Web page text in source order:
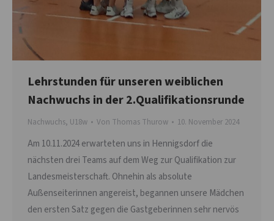
Lehrstunden für unseren weiblichen
Nachwuchs in der 2.Qualifikationsrunde
Nachwuchs, U18w Von Thomas Thurow 10. November 2024
Am 10.11.2024 erwarteten uns in Hennigsdorf die
nächsten drei Teams auf dem Weg zur Qualifikation zur
Landesmeisterschaft. Ohnehin als absolute
Außenseiterinnen angereist, begannen unsere Mädchen
den ersten Satz gegen die Gastgeberinnen sehr nervös